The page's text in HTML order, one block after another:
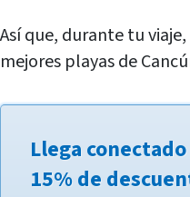
Así que, durante tu
mejores playas de
Llega
15% de